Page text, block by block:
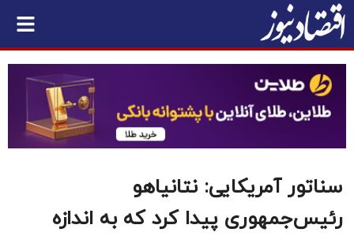
سناتور آمریکایی: نتانیاهو
رئیس‌جمهوری پیدا کرد که به اندازه